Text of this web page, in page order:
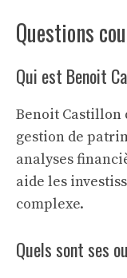
Questions
Qui est Benoit
Benoit Castillon
gestion de
analyses
aide les
complexe.
Quels sont ses